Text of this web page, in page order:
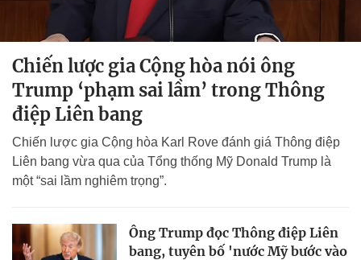
Chiến lược gia Cộng hòa nói ông
Trump ‘phạm sai lầm’ trong Thông
điệp Liên bang
Chiến lược gia Cộng hòa Karl Rove đánh giá Thông điệp
Liên bang vừa qua của Tổng thống Mỹ Donald Trump là
một “sai lầm nghiêm trọng”.
Ông Trump đọc Thông điệp Liên
bang, tuyên bố 'nước Mỹ bước vào